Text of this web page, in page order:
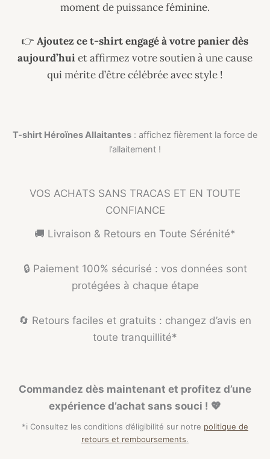
moment de puissance féminine.
👉 Ajoutez ce t-shirt engagé à votre panier dès
aujourd’huiet affirmez votre soutien à une cause
qui mérite d’être célébrée avec style !
T-shirt Héroïnes Allaitantes : affichez fièrement la force de
l’allaitement !
VOS ACHATS SANS TRACAS ET EN TOUTE
CONFIANCE
🚚 Livraison & Retours en Toute Sérénité*
🔒 Paiement 100% sécurisé : vos données sont
protégées à chaque étape
🔄 Retours faciles et gratuits : changez d’avis en
toute tranquillité*
Commandez dès maintenant et profitez d’une
expérience d’achat sans souci ! 💖
*ℹ️ Consultez les conditions d’éligibilité sur notre politique de
retours et remboursements.